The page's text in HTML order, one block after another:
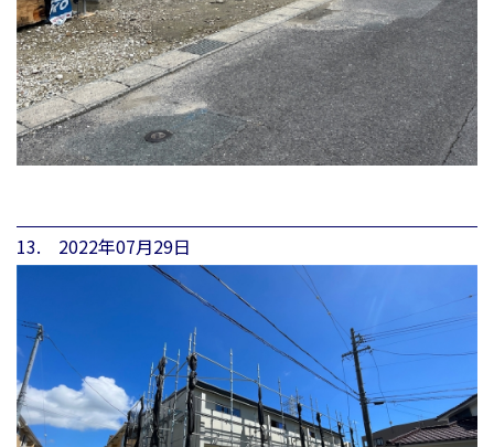
13. 2022年07月29日